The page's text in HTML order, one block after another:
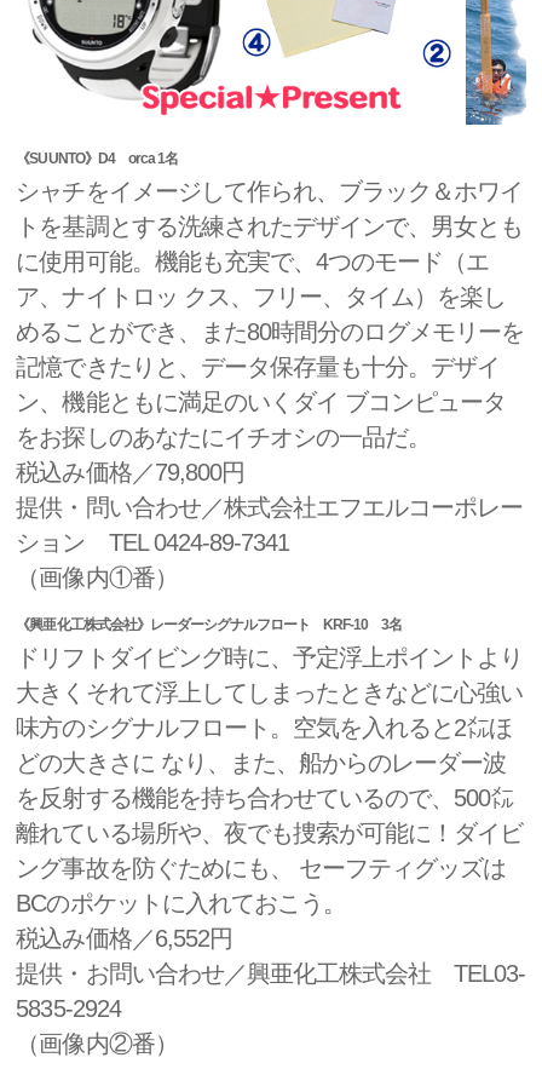
《SUUNTO》D4 orca 1名
シャチをイメージして作られ、ブラック＆ホワイ
トを基調とする洗練されたデザインで、男女とも
に使用可能。機能も充実で、4つのモード（エ
ア、ナイトロッ クス、フリー、タイム）を楽し
めることができ、また80時間分のログメモリーを
記憶できたりと、データ保存量も十分。デザイ
ン、機能ともに満足のいくダイ ブコンピュータ
をお探しのあなたにイチオシの一品だ。
税込み価格／79,800円
提供・問い合わせ／株式会社エフエルコーポレー
ション TEL 0424-89-7341
（画像内①番）
《興亜化工株式会社》レーダーシグナルフロート KRF-10 3名
ドリフトダイビング時に、予定浮上ポイントより
大きくそれて浮上してしまったときなどに心強い
味方のシグナルフロート。空気を入れると2㍍ほ
どの大きさに なり、また、船からのレーダー波
を反射する機能を持ち合わせているので、500㍍
離れている場所や、夜でも捜索が可能に！ダイビ
ング事故を防ぐためにも、 セーフティグッズは
BCのポケットに入れておこう。
税込み価格／6,552円
提供・お問い合わせ／興亜化工株式会社 TEL03-
5835-2924
（画像内②番）